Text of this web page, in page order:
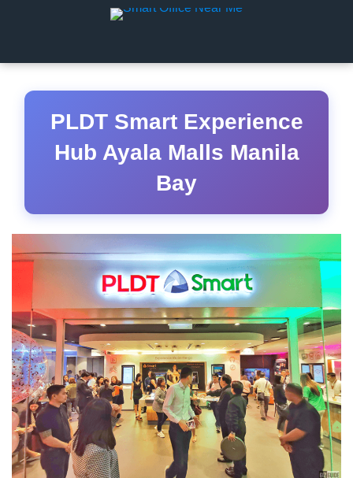
PLDT Smart Experience
Hub Ayala Malls Manila
Bay